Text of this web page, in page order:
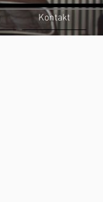
Kontakt